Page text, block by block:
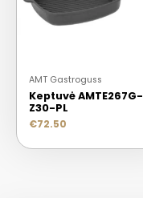
AMT Gastroguss
Keptuvė
Z30-PL
€72.50